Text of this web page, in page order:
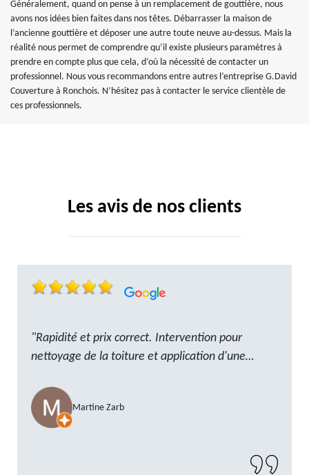
Généralement, quand on pense à un remplacement de gouttière, nous
avons nos idées bien faites dans nos têtes. Débarrasser la maison de
l’ancienne gouttière et déposer une autre toute neuve au-dessus. Mais la
réalité nous permet de comprendre qu’il existe plusieurs paramètres à
prendre en compte plus que cela, d’où la nécessité de contacter un
professionnel. Nous vous recommandons entre autres l’entreprise G.David
Couverture à Ronchois. N’hésitez pas à contacter le service clientèle de
ces professionnels.
Les avis de nos clients
"Rapidité et prix correct. Intervention pour
nettoyage de la toiture et application d'une
nous savons que nous pouvons compter sur M.
GOT. Très content de la prestation, a
recommander sans problème"
Martine Zarb